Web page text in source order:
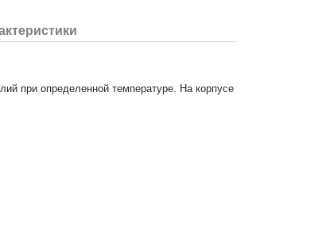
при определенной температуре. На корпусе